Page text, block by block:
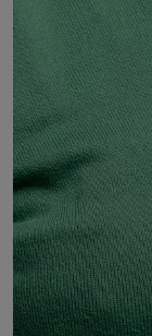
Jean-
Président du
Cantal
DÉSIGNÉ
Accord entre :